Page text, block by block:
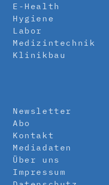
E-Health
Hygiene
Labor
Medizintechnik
Klinikbau
Newsletter
Abo
Kontakt
Mediadaten
Über uns
Impressum